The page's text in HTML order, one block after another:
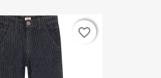
favorite_border
favorite_border